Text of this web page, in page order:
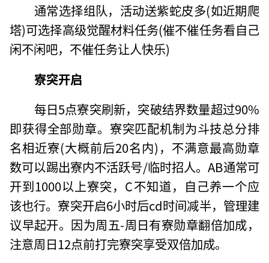
通常选择组队，活动送紫蛇皮多(如近期爬
塔)可选择高级觉醒材料任务(催不催任务看自己
闲不闲吧，不催任务让人快乐)
寮突开启
每日5点寮突刷新，突破结界数量超过90%
即获得全部勋章。寮突匹配机制为斗技总分排
名相近寮(大概前后20名内)，不满意最高勋章
数可以踢出寮内不活跃号/临时招人。AB通常可
开到1000以上寮突，C不知道，自己养一个应
该也行。寮突开启6小时后cd时间减半，管理建
议早起开。因为周五-周日有寮勋章翻倍加成，
注意周日12点前打完寮突享受双倍加成。